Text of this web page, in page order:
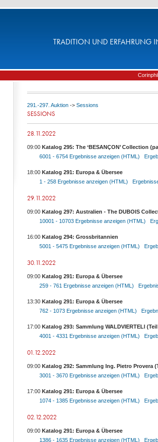
TRADITION UND ERFAHRUNG
291.-297. Auktion -> Sessions
SESSIONS
28.11.2022
09:00 Katalog 295: The ‘BESANÇON’ Collection
6001 - 6754 Ergebnisse anzeigen (HTML)
18:00 Katalog 291: Europa & Übersee
1 - 258 Ergebnisse anzeigen (HTML)
29.11.2022
09:00 Katalog 297: Australien - The DUBOIS
10001 - 10703 Ergebnisse anzeigen (HTML)
16:00 Katalog 294: Grossbritannien
5001 - 5475 Ergebnisse anzeigen (HTML)
30.11.2022
09:00 Katalog 291: Europa & Übersee
259 - 761 Ergebnisse anzeigen (HTML)
13:30 Katalog 291: Europa & Übersee
762 - 1073 Ergebnisse anzeigen (HTML)
17:00 Katalog 293: Sammlung WALDVIERTELl (Teil
4001 - 4331 Ergebnisse anzeigen (HTML)
01.12.2022
09:00 Katalog 292: Sammlung Ing. Pietro Provera
3001 - 3670 Ergebnisse anzeigen (HTML)
17:00 Katalog 291: Europa & Übersee
1074 - 1385 Ergebnisse anzeigen (HTML)
02.12.2022
09:00 Katalog 291: Europa & Übersee
1386 - 1635 Ergebnisse anzeigen (HTML)